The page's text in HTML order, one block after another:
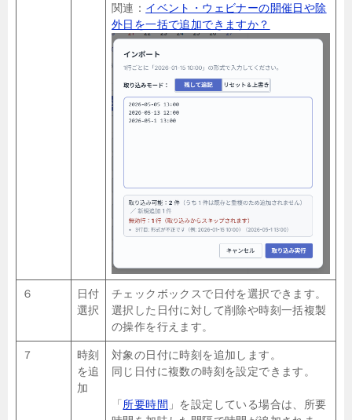
関連： イベント・ウェビナーの開催日や除
外日を一括で追加できますか？
６
日付
選択
チェックボックスで日付を選択できます。
選択した日付に対して削除や時刻一括複製
の操作を行えます。
７
時刻
を追
加
対象の日付に時刻を追加します。
同じ日付に複数の時刻を設定できます。
「 所要時間 」を設定している場合は、所要